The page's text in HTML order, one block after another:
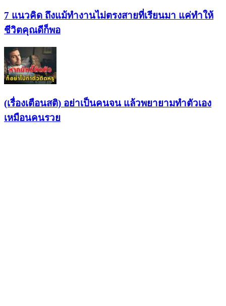
7 แนวคิด ถึงแม้ทำงานไม่ตรงสายที่เรียนมา แค่ทำให้
ชีวิตคุณดีก็พอ
(เรื่องเตือนสติ) อย่าเป็นคนจน แล้วพยายามทำตัวเอง
เหมือนคนรวย